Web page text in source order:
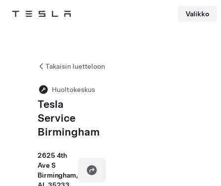
Tesla Valikko
Takaisin luetteloon
Huoltokeskus
Tesla
Service
Birmingham
2625 4th
Ave S
Birmingham,